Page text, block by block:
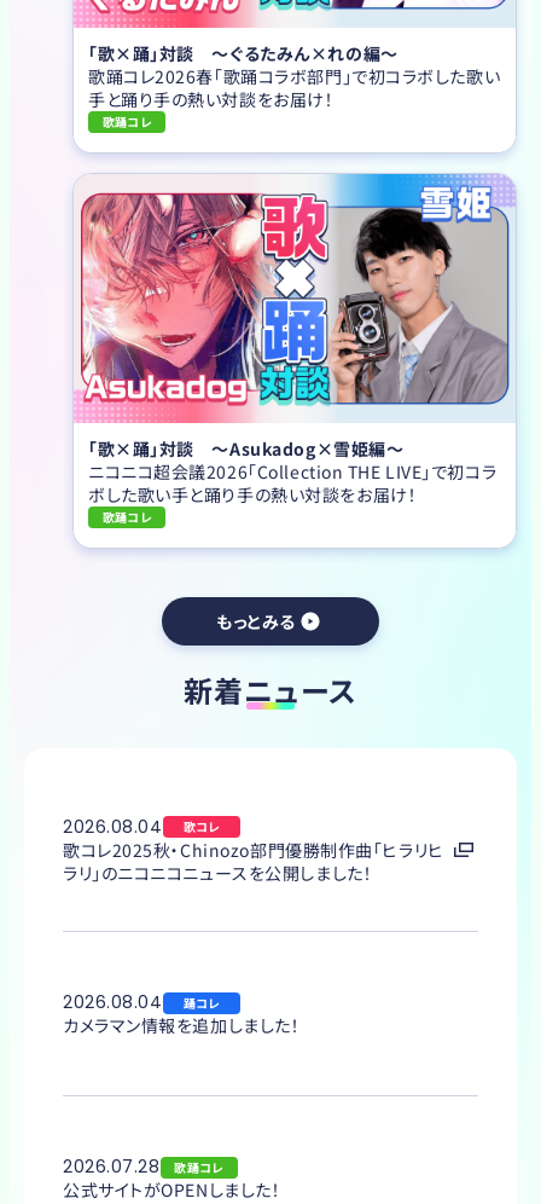
「歌×踊」対談 ～ぐるたみん×れの編～
歌踊コレ2026春「歌踊コラボ部門」で初コラボした歌い
手と踊り手の熱い対談をお届け！
歌踊コレ
「歌×踊」対談 ～Asukadog×雪姫編～
ニコニコ超会議2026「Collection THE LIVE」で初コラ
ボした歌い手と踊り手の熱い対談をお届け！
歌踊コレ
もっとみる
新着ニュース
2026.08.04 歌コレ
歌コレ2025秋・Chinozo部門優勝制作曲「ヒラリヒ
ラリ」のニコニコニュースを公開しました！
2026.08.04 踊コレ
カメラマン情報を追加しました！
2026.07.28 歌踊コレ
公式サイトがOPENしました！